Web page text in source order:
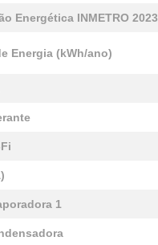
Energética INMETRO 2023
Energia (kWh/ano)
1